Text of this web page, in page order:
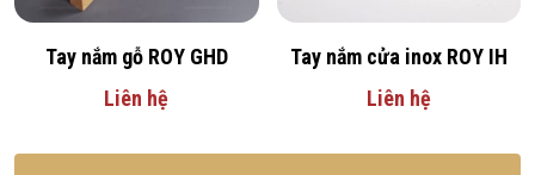
Tay nắm gỗ ROY GHD
Liên hệ
Tay nắm cửa inox ROY IH
Liên hệ